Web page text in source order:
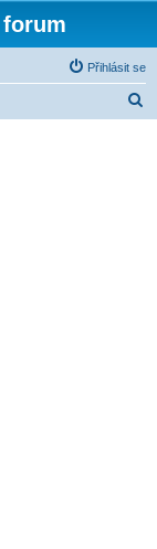
Přihlásit se